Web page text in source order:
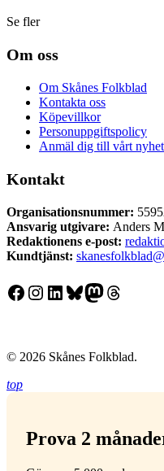
Se fler
Om oss
Om Skånes Folkblad
Kontakta oss
Köpevillkor
Personuppgiftspolicy
Anmäl dig till vårt
Kontakt
Organisationsnummer:
Ansvarig utgivare: Anders
Redaktionens e-post:
Kundtjänst:
Facebook
Instagram
LinkedIn
Bluesky
Mastodon
Threads
© 2026 Skånes Folkblad.
top
Prova 2